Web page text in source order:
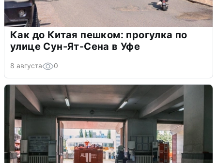
Как до Китая пешком: прогулка по
улице Сун-Ят-Сена в Уфе
8 августа 0